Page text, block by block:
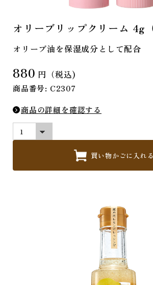
オリーブリップクリーム 4g
オリーブ油を保湿成分として配合
880 円（税込)
商品番号: C2307
商品の詳細を確認する
買い物かごに入れる